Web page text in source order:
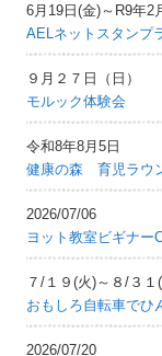
6月19日(金)～R9年2
AELネットスタンプ
９月２７日（日）
モルック体験会
令和8年8月5日
健康の森 育児ラウ
2026/07/06
ヨット教室ビギナー
７/１９(火)～８/３１
おもしろ自転車でひ
2026/07/20